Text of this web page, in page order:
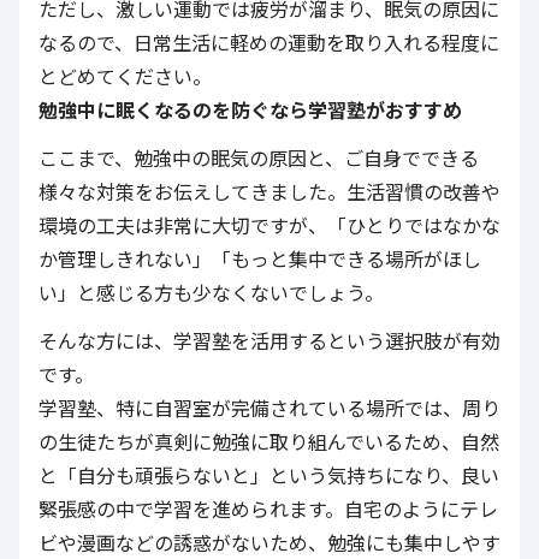
ただし、激しい運動では疲労が溜まり、眠気の原因に
なるので、日常生活に軽めの運動を取り入れる程度に
とどめてください。
勉強中に眠くなるのを防ぐなら学習塾がおすすめ
ここまで、勉強中の眠気の原因と、ご自身でできる
様々な対策をお伝えしてきました。生活習慣の改善や
環境の工夫は非常に大切ですが、「ひとりではなかな
か管理しきれない」「もっと集中できる場所がほし
い」と感じる方も少なくないでしょう。
そんな方には、学習塾を活用するという選択肢が有効
です。
学習塾、特に自習室が完備されている場所では、周り
の生徒たちが真剣に勉強に取り組んでいるため、自然
と「自分も頑張らないと」という気持ちになり、良い
緊張感の中で学習を進められます。自宅のようにテレ
ビや漫画などの誘惑がないため、勉強にも集中しやす